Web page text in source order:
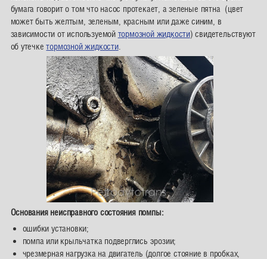
бумага говорит о том что насос протекает, а зеленые пятна (цвет
может быть желтым, зеленым, красным или даже синим, в
зависимости от используемой тормозной жидкости) свидетельствуют
об утечкетормозной жидкости.
Основания неисправного состояния помпы:
ошибки установки;
помпа или крыльчатка подверглись эрозии;
чрезмерная нагрузка на двигатель (долгое стояние в пробках,